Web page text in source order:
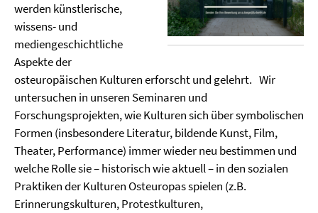
werden künstlerische,
wissens- und
mediengeschichtliche
Aspekte der
osteuropäischen Kulturen erforscht und gelehrt. Wir
untersuchen in unseren Seminaren und
Forschungsprojekten, wie Kulturen sich über symbolischen
Formen (insbesondere Literatur, bildende Kunst, Film,
Theater, Performance) immer wieder neu bestimmen und
welche Rolle sie – historisch wie aktuell – in den sozialen
Praktiken der Kulturen Osteuropas spielen (z.B.
Erinnerungskulturen, Protestkulturen,